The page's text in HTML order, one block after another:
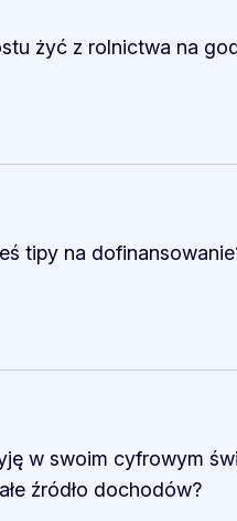
żyć z rolnictwa na
tipy na
w swoim cyfrowym
źródło dochodów?